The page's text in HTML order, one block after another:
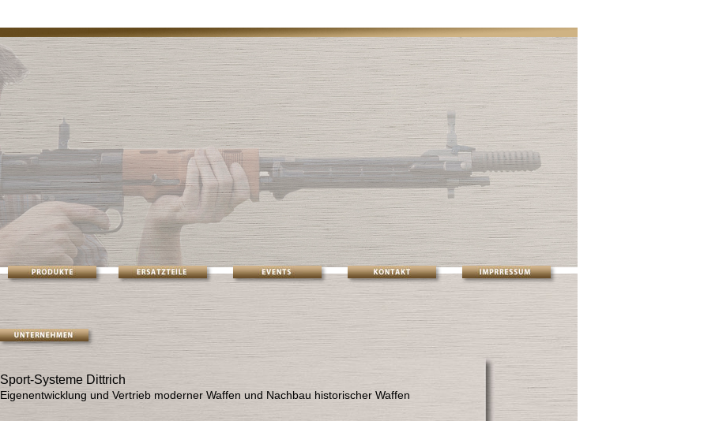
Sport-Systeme Dittrich
Eigenentwicklung und Vertrieb moderner Waffen und Nachbau historischer Waffen